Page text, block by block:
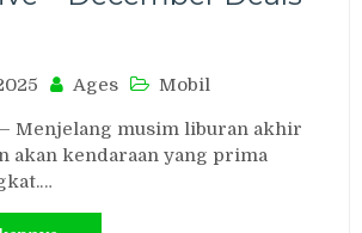
Ages Mobil
Menjelang musim liburan akhir
akan kendaraan yang prima